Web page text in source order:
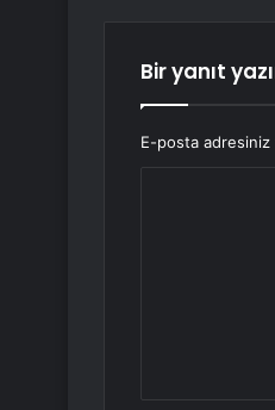
Bir yanıt
E-posta adresiniz